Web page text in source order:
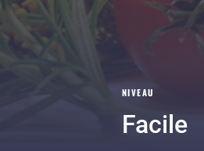
NIVEAU
Facile